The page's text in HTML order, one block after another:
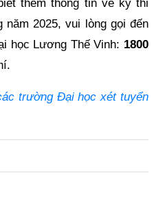
thêm thông tin về kỳ thi
năm 2025, vui lòng gọi đến
học Lương Thế Vinh: 1800
trường Đại học xét tuyển